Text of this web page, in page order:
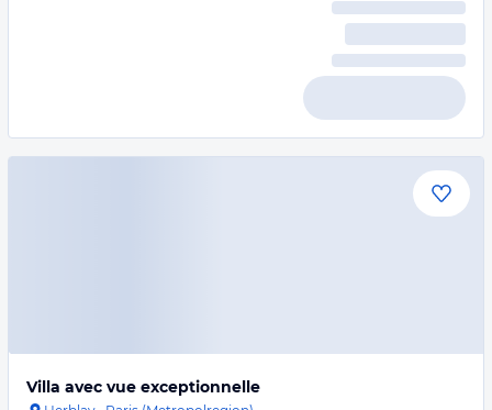
Villa avec vue exceptionnelle